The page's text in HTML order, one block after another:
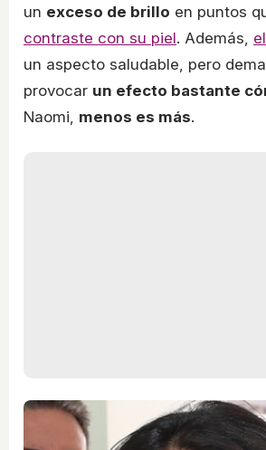
un exceso de brillo en puntos
contraste con su piel. Además,
un aspecto saludable, pero
provocar un efecto bastante
Naomi, menos es más.